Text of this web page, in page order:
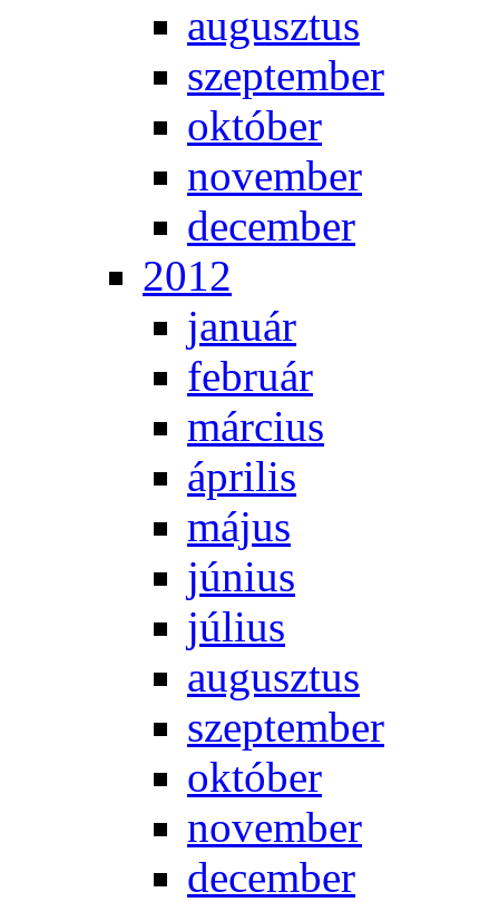
au­gusz­tus
szep­tem­ber
ok­tó­ber
no­vem­ber
de­cem­ber
2012
ja­nu­ár
feb­ru­ár
már­ci­us
áp­ri­lis
má­jus
jú­ni­us
jú­li­us
au­gusz­tus
szep­tem­ber
ok­tó­ber
no­vem­ber
de­cem­ber